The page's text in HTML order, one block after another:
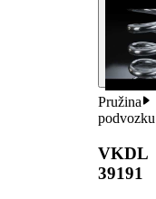
Pružina
podvozku
VKDL
39191